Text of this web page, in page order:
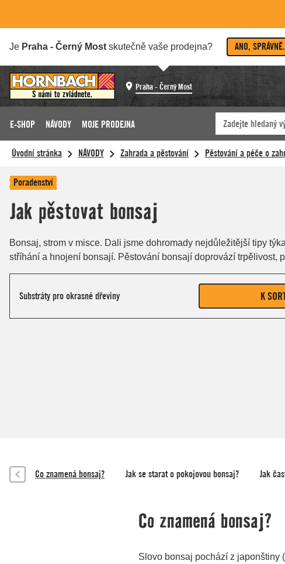
Je Praha - Černý Most skutečně vaše prodejna? ANO, SPRÁVNĚ.
Praha - Černý Most
E-SHOP NÁVODY MOJE PRODEJNA